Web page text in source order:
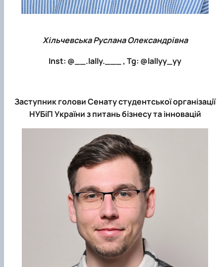
Хільчевська Руслана Олександрівна
Inst: @__.lally.___ , Tg: @lallyy_yy
Заступник голови Сенату студентської організації
НУБіП України з питань бізнесу та інновацій